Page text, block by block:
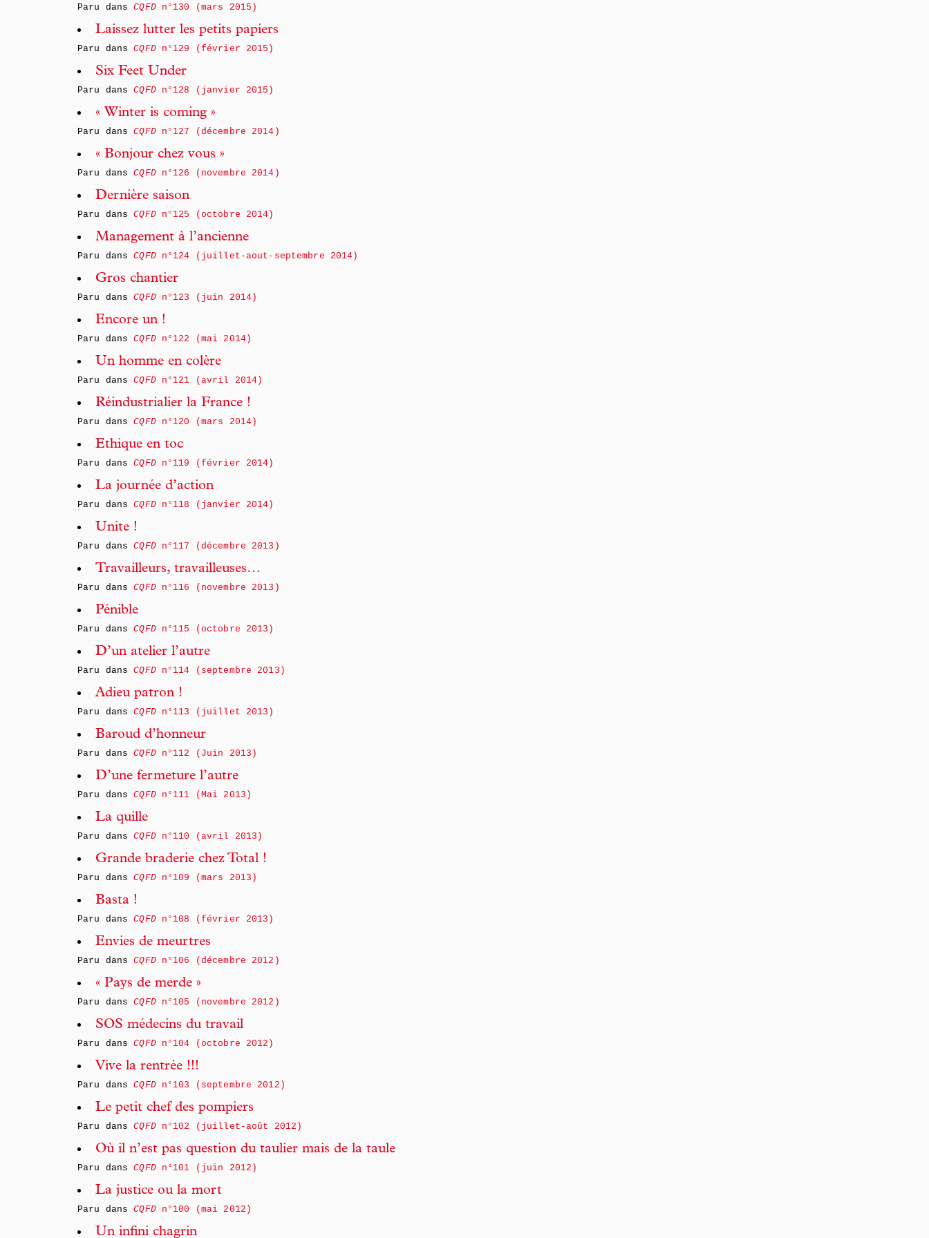
Paru dansCQFDn°130 (mars 2015)
Laissez lutter les petits papiers
Paru dansCQFDn°129 (février 2015)
Six Feet Under
Paru dansCQFDn°128 (janvier 2015)
« Winter is coming »
Paru dansCQFDn°127 (décembre 2014)
« Bonjour chez vous »
Paru dansCQFDn°126 (novembre 2014)
Dernière saison
Paru dansCQFDn°125 (octobre 2014)
Management à l’ancienne
Paru dansCQFDn°124 (juillet-aout-septembre 2014)
Gros chantier
Paru dansCQFDn°123 (juin 2014)
Encore un !
Paru dansCQFDn°122 (mai 2014)
Un homme en colère
Paru dansCQFDn°121 (avril 2014)
Réindustrialier la France !
Paru dansCQFDn°120 (mars 2014)
Ethique en toc
Paru dansCQFDn°119 (février 2014)
La journée d’action
Paru dansCQFDn°118 (janvier 2014)
Unite !
Paru dansCQFDn°117 (décembre 2013)
Travailleurs, travailleuses…
Paru dansCQFDn°116 (novembre 2013)
Pénible
Paru dansCQFDn°115 (octobre 2013)
D’un atelier l’autre
Paru dansCQFDn°114 (septembre 2013)
Adieu patron !
Paru dansCQFDn°113 (juillet 2013)
Baroud d’honneur
Paru dansCQFDn°112 (Juin 2013)
D’une fermeture l’autre
Paru dansCQFDn°111 (Mai 2013)
La quille
Paru dansCQFDn°110 (avril 2013)
Grande braderie chez Total !
Paru dansCQFDn°109 (mars 2013)
Basta !
Paru dansCQFDn°108 (février 2013)
Envies de meurtres
Paru dansCQFDn°106 (décembre 2012)
« Pays de merde »
Paru dansCQFDn°105 (novembre 2012)
SOS médecins du travail
Paru dansCQFDn°104 (octobre 2012)
Vive la rentrée !!!
Paru dansCQFDn°103 (septembre 2012)
Le petit chef des pompiers
Paru dansCQFDn°102 (juillet-août 2012)
Où il n’est pas question du taulier mais de la taule
Paru dansCQFDn°101 (juin 2012)
La justice ou la mort
Paru dansCQFDn°100 (mai 2012)
Un infini chagrin